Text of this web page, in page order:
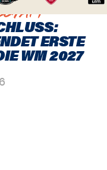
ERSTE
WM 2027